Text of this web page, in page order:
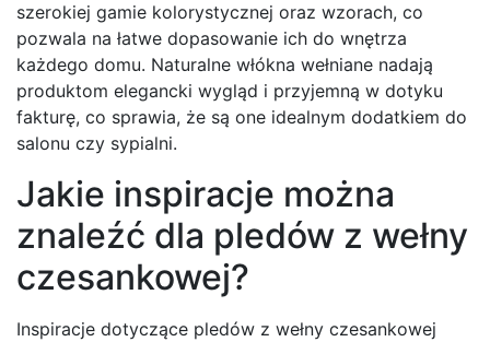
szerokiej gamie kolorystycznej oraz wzorach, co
pozwala na łatwe dopasowanie ich do wnętrza
każdego domu. Naturalne włókna wełniane nadają
produktom elegancki wygląd i przyjemną w dotyku
fakturę, co sprawia, że są one idealnym dodatkiem do
salonu czy sypialni.
Jakie inspiracje można
znaleźć dla pledów z wełny
czesankowej?
Inspiracje dotyczące pledów z wełny czesankowej